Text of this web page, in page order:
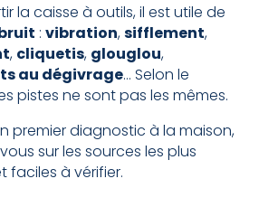
la caisse à outils, il est utile de
: vibration,sifflement,
, cliquetis, glouglou,
au dégivrage… Selon le
pistes ne sont pas les mêmes.
premier diagnostic à la maison,
sur les sources les plus
faciles à vérifier.